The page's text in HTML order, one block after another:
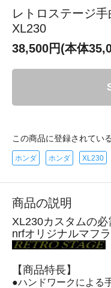
レトロステージ
XL230
38,500円(本体
この商品に登録されてい
ホンダ ホンダ XL230
商品の説明
XL230カスタムの必
nrfオリジナルマフ
【商品特長】
●ハンドワークによる